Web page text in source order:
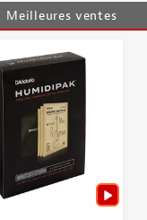
Meilleures ventes